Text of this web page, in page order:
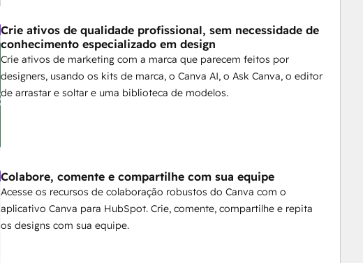
Crie ativos de qualidade profissional, sem necessidade de
conhecimento especializado em design
Crie ativos de marketing com a marca que parecem feitos por
designers, usando os kits de marca, o Canva AI, o Ask Canva, o editor
de arrastar e soltar e uma biblioteca de modelos.
Colabore, comente e compartilhe com sua equipe
Acesse os recursos de colaboração robustos do Canva com o
aplicativo Canva para HubSpot. Crie, comente, compartilhe e repita
os designs com sua equipe.